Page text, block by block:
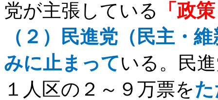
党が主張している
「政
（２）民進党（民主・
みに止まっている。民
１人区の２～９万票を